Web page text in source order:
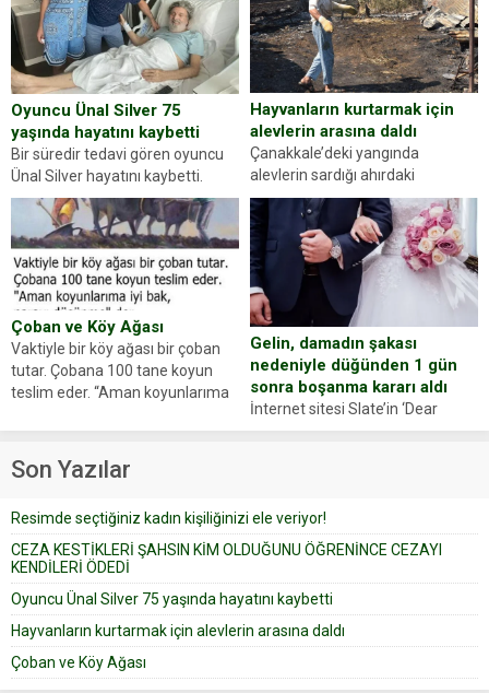
sorup belgelerini istedi. Sürücü
Abdurrahman Ö.nün verdiği
evraklarda eksik olduğunu...
Oyuncu Ünal Silver 75
yaşında hayatını kaybetti
Bir süredir tedavi gören oyuncu
Ünal Silver hayatını kaybetti.
Haberi, oyuncunun menajerlik
ajansı duyurdu. Renda Güner,
sosyal medya hesabında “Usta
Oyuncumuz ve çok değerli
dostumuz...
Hayvanların kurtarmak için
alevlerin arasına daldı
Çanakkale’deki yangında
alevlerin sardığı ahırdaki
hayvanlarını kurtarmak isteyen
Zeki Demir (66) ölümden döndü.
Yüzünde ve ellerinde yanıklar
oluşan Demir, kâbus dolu anları
anlattı… Merkeze bağlı...
Çoban ve Köy Ağası
Vaktiyle bir köy ağası bir çoban
tutar. Çobana 100 tane koyun
teslim eder. “Aman koyunlarıma
Çoban koyunları alır gider. Aylar...
Gelin, damadın şakası
nedeniyle düğünden 1 gün
sonra boşanma kararı aldı
İnternet sitesi Slate’in ‘Dear
Prudence’ isimli tavsiye köşesine
yapıştırdığı için düğünden...
Son Yazılar
Resimde seçtiğiniz kadın kişiliğinizi ele veriyor!
CEZA KESTİKLERİ ŞAHSIN KİM OLDUĞUNU ÖĞRENİNCE CEZAYI
KENDİLERİ ÖDEDİ
Oyuncu Ünal Silver 75 yaşında hayatını kaybetti
Hayvanların kurtarmak için alevlerin arasına daldı
Çoban ve Köy Ağası